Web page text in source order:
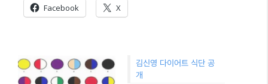
Facebook X
김신영 다이어트 식단 공
개